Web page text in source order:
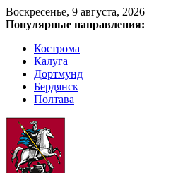
Воскресенье, 9 августа, 2026
Популярные направления:
Кострома
Калуга
Дортмунд
Бердянск
Полтава